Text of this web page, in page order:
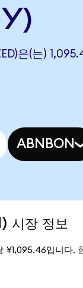
은(는)
ABNBON
장 정보
입니다.